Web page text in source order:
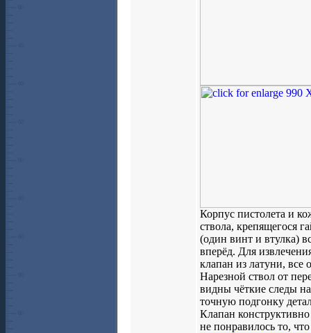
Корпус пистолета и
ствола, крепящегося
(один винт и втулка)
вперёд. Для
клапан из латуни, все
Нарезной ствол от
видны чёткие следы
точную подгонку
Клапан
не понравилось то,